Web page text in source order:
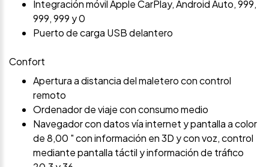
Integración móvil Apple CarPlay, Android Auto, 999,
999, 999 y 0
Puerto de carga USB delantero
Confort
Apertura a distancia del maletero con control
remoto
Ordenador de viaje con consumo medio
Navegador con datos vía internet y pantalla a color
de 8,00 " con información en 3D y con voz, control
mediante pantalla táctil y información de tráfico